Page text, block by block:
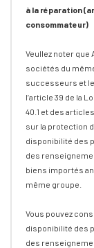
à la réparation
consommateur)
Veullez noter que
sociétés du
successeurs et
l’article 39 de la
40.1 et des
sur la protection
disponibilité des
des
biens importés
même groupe.
Vous pouvez
disponibilité des
des